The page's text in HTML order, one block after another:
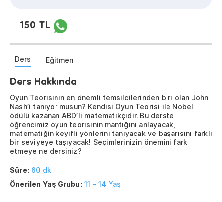
150 TL
Ders Eğitmen
Ders Hakkında
Oyun Teorisinin en önemli temsilcilerinden biri olan John
Nash’i tanıyor musun? Kendisi Oyun Teorisi ile Nobel
ödülü kazanan ABD’li matematikçidir. Bu derste
öğrencimiz oyun teorisinin mantığını anlayacak,
matematiğin keyifli yönlerini tanıyacak ve başarısını farklı
bir seviyeye taşıyacak! Seçimlerinizin önemini fark
etmeye ne dersiniz?
Süre: 60 dk
Önerilen Yaş Grubu: 11 - 14 Yaş